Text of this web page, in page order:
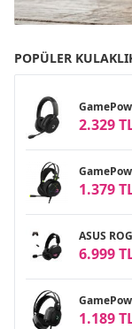
POPÜLER
2.329
1.379
ASUS
6.999
1.189